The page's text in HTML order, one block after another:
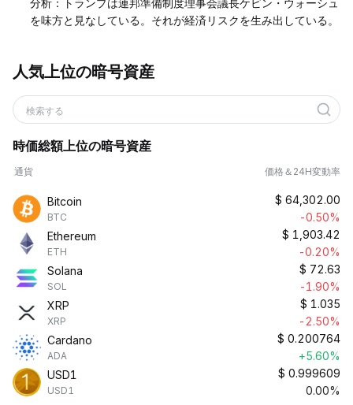
分析：トランプは連邦準備制度理事会議長ケビン・ウォーシュ
を味方と見なしている。それが経済リスクを生み出している。
人気上位の暗号資産
検索する
時価総額上位の暗号資産
通貨 価格＆24H変動率
Bitcoin
BTC
$ 64,302.00
-0.50%
Ethereum
ETH
$ 1,903.42
-0.20%
Solana
SOL
$ 72.63
-1.90%
XRP
XRP
$ 1.035
-2.50%
Cardano
ADA
$ 0.200764
+5.60%
USD1
USD1
$ 0.999609
0.00%